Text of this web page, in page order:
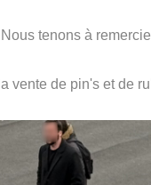
Nous tenons à
la vente de pin's et de